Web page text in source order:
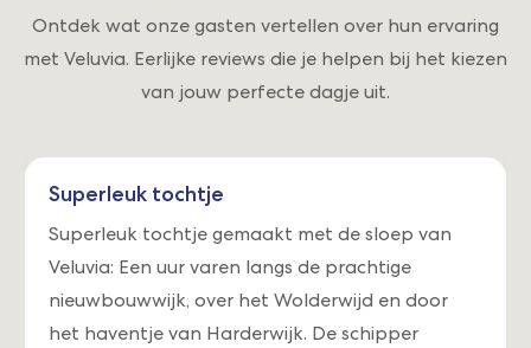
Ontdek wat onze gasten vertellen over hun ervaring
met Veluvia. Eerlijke reviews die je helpen bij het kiezen
van jouw perfecte dagje uit.
Superleuk tochtje
Superleuk tochtje gemaakt met de sloep van
Veluvia: Een uur varen langs de prachtige
nieuwbouwwijk, over het Wolderwijd en door
het haventje van Harderwijk. De schipper